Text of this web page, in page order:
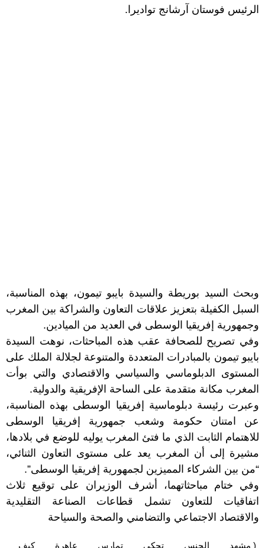
الرئيس فوستان آرشانج تواديرا.
وبحث السيد بوريطة والسيدة بايبو تيمون، بهذه المناسبة،
السبل الكفيلة بتعزيز علاقات التعاون والشراكة بين المغرب
وجمهورية إفريقيا الوسطى في العديد من الميادين.
وفي تصريح للصحافة عقب هذه المباحثات، نوهت السيدة
بايبو تيمون بالمبادرات المتعددة والمتنوعة لجلالة الملك على
المستوى الدبلوماسي والسياسي والاقتصادي والتي بوأت
المغرب مكانة متقدمة على الساحة الإفريقية والدولية.
وعبرت رئيسة دبلوماسية إفريقيا الوسطى بهذه المناسبة،
عن امتنان حكومة وشعب جمهورية إفريقيا الوسطى
للاهتمام الثابت الذي ما فتئ المغرب يوليه للوضع في بلادها،
مشيرة إلى أن المغرب يعد على مستوى التعاون الثنائي،
“من بين الشركاء المميزين لجمهورية إفريقيا الوسطى”.
وفي ختام مباحثاتهما، أشرف الوزيران على توقيع ثلاث
اتفاقيات للتعاون تشمل قطاعات الصناعة التقليدية
والاقتصاد الاجتماعي والتضامني والصحة والسياحة
( مشهد الجنس تحكي تمارس عاهرة
كيف